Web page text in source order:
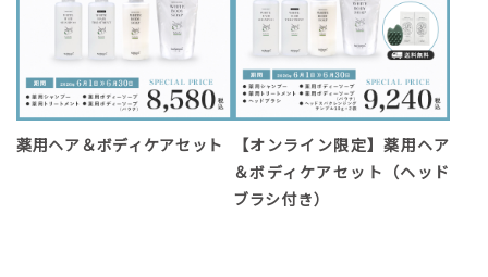
薬用ヘア＆ボディケアセット
【オンライン限定】薬用ヘア
＆ボディケアセット（ヘッド
ブラシ付き）